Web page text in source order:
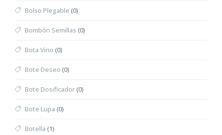
Bolso Plegable (0)
Bombón Semillas (0)
Bota Vino (0)
Bote Deseo (0)
Bote Dosificador(0)
Bote Lupa (0)
Botella (1)